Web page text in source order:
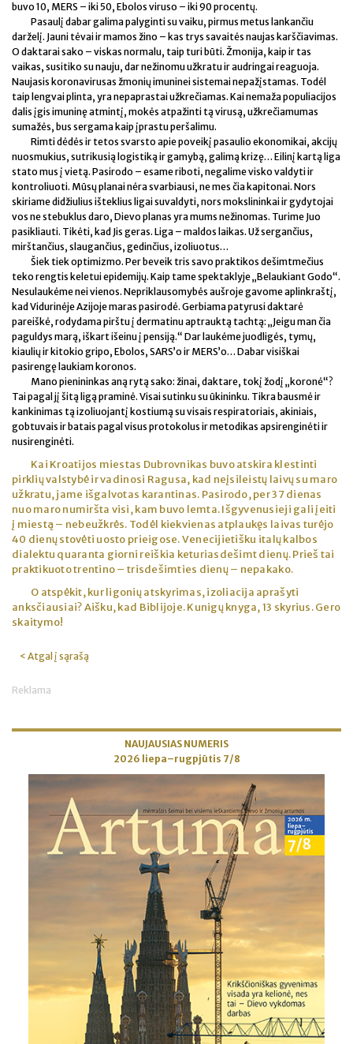
buvo 10, MERS – iki 50, Ebolos viruso – iki 90 procentų.
Pasaulį dabar galima palyginti su vaiku, pirmus metus lankančiu
darželį. Jauni tėvai ir mamos žino – kas trys savaitės naujas karščiavimas.
O daktarai sako – viskas normalu, taip turi būti. Žmonija, kaip ir tas
vaikas, susitiko su nauju, dar nežinomu užkratu ir audringai reaguoja.
Naujasis koronavirusas žmonių imuninei sistemai nepažįstamas. Todėl
taip lengvai plinta, yra nepaprastai užkrečiamas. Kai nemaža populiacijos
dalis įgis imuninę atmintį, mokės atpažinti tą virusą, užkrečiamumas
sumažės, bus sergama kaip įprastu peršalimu.
Rimti dėdės ir tetos svarsto apie poveikį pasaulio ekonomikai, akcijų
nuosmukius, sutrikusią logistiką ir gamybą, galimą krizę… Eilinį kartą liga
stato mus į vietą. Pasirodo – esame riboti, negalime visko valdyti ir
kontroliuoti. Mūsų planai nėra svarbiausi, ne mes čia kapitonai. Nors
skiriame didžiulius išteklius ligai suvaldyti, nors mokslininkai ir gydytojai
vos ne stebuklus daro, Dievo planas yra mums nežinomas. Turime Juo
pasikliauti. Tikėti, kad Jis geras. Liga – maldos laikas. Už sergančius,
mirštančius, slaugančius, gedinčius, izoliuotus…
Šiek tiek optimizmo. Per beveik tris savo praktikos dešimtmečius
teko rengtis keletui epidemijų. Kaip tame spektaklyje „Belaukiant Godo“.
Nesulaukėme nei vienos. Nepriklausomybės aušroje gavome aplinkraštį,
kad Vidurinėje Azijoje maras pasirodė. Gerbiama patyrusi daktarė
pareiškė, rodydama pirštu į dermatinu aptrauktą tachtą: „Jeigu man čia
paguldys marą, iškart išeinu į pensiją.“ Dar laukėme juodligės, tymų,
kiaulių ir kitokio gripo, Ebolos, SARS’o ir MERS’o… Dabar visiškai
pasirengę laukiam koronos.
Mano pienininkas aną rytą sako: žinai, daktare, tokį žodį „koronė“?
Tai pagal jį šitą ligą praminė. Visai sutinku su ūkininku. Tikra bausmė ir
kankinimas tą izoliuojantį kostiumą su visais respiratoriais, akiniais,
gobtuvais ir batais pagal visus protokolus ir metodikas apsirenginėti ir
nusirenginėti.
Kai Kroatijos miestas Dubrovnikas buvo atskira klestinti
pirklių valstybė ir vadinosi Ragusa, kad neįsileistų laivų su maro
užkratu, jame išgalvotas karantinas. Pasirodo, per 37 dienas
nuo maro numiršta visi, kam buvo lemta. Išgyvenusieji gali įeiti
į miestą – nebeužkrės. Todėl kiekvienas atplaukęs laivas turėjo
40 dienų stovėti uosto prieigose. Venecijietišku italų kalbos
dialektu quaranta giorni reiškia keturiasdešimt dienų. Prieš tai
praktikuoto trentino – trisdešimties dienų – nepakako.
O atspėkit, kur ligonių atskyrimas, izoliacija aprašyti
anksčiausiai? Aišku, kad Biblijoje. Kunigų knyga, 13 skyrius. Gero
skaitymo!
< Atgal į sąrašą
Reklama
NAUJAUSIAS NUMERIS
2026 liepa–rugpjūtis 7/8